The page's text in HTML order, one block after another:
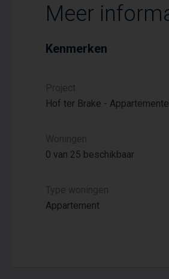
Meer
Kenmerken
Project
Hof ter Brake -
Woningen
0 van 25 beschikbaar
Type woningen
Appartement